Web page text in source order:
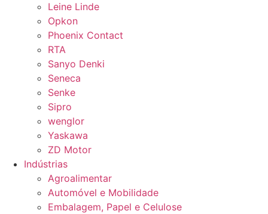
Leine Linde
Opkon
Phoenix Contact
RTA
Sanyo Denki
Seneca
Senke
Sipro
wenglor
Yaskawa
ZD Motor
Indústrias
Agroalimentar
Automóvel e Mobilidade
Embalagem, Papel e Celulose